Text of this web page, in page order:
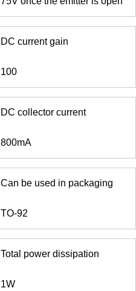
DC current gain
100
DC collector current
800mA
Can be used in packaging
TO-92
Total power dissipation
1W